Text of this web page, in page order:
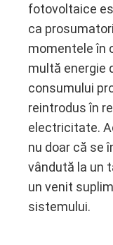
fotovoltaice
ca
momentele în
multă energie
consumului
reintrodus în
electricitate.
nu doar că se
vândută la un
un venit
sistemului.